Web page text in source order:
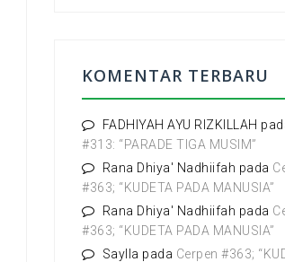
u
k
:
KOMENTAR TERBARU
FADHIYAH AYU RIZKILLAH
#313: “PARADE TIGA MUSIM”
Rana Dhiya' Nadhiifah pada
#363; “KUDETA PADA MANUSIA”
Rana Dhiya' Nadhiifah pada
#363; “KUDETA PADA MANUSIA”
Saylla pada Cerpen #363;